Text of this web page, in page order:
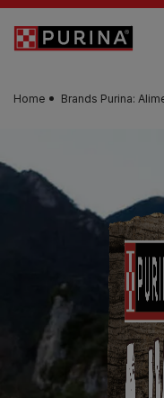
Skip to main content
Home Brands Purina: